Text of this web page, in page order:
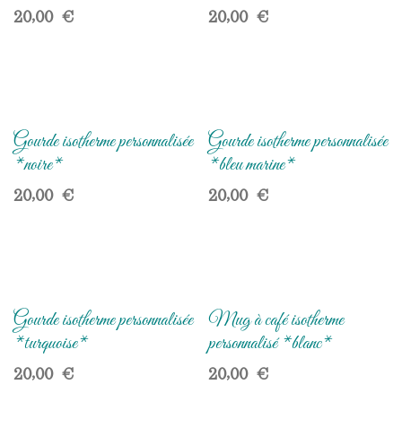
20,00€ 20,00€
Gourde isotherme personnalisée
*noire*
20,00€
Gourde isotherme personnalisée
*bleu marine*
20,00€
Gourde isotherme personnalisée
*turquoise*
20,00€
Mug à café isotherme
personnalisé *blanc*
20,00€